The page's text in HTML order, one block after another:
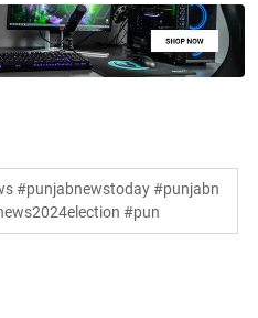
#punjabnewstoday #punjabn
#pun